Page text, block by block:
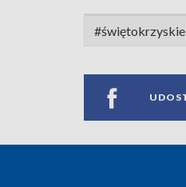
#świętokrzyskie